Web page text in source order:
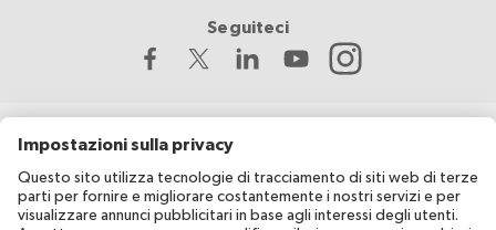
Seguiteci